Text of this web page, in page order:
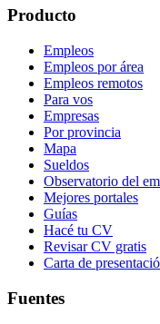
Producto
Empleos
Empleos por área
Empleos remotos
Para vos
Empresas
Por provincia
Mapa
Sueldos
Observatorio del
Mejores portales
Guías
Hacé tu CV
Revisar CV gratis
Carta de
Fuentes